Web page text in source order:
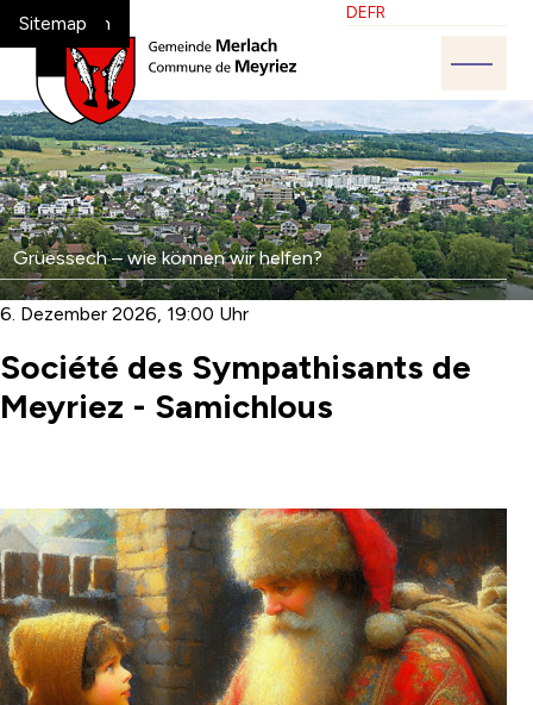
Navigieren in Melrach-Meyriez
Schnellnavigation
Home
Navigation
Inhalt
Suche
Sitemap Sprache
Bitte wählen Sie die
DEFR
Suche
Suchbegriff
Grüessech – wie können wir helfen?
Société des Sympathisants de
Meyriez - Samichlous
6. Dezember 2026, 19:00 Uhr